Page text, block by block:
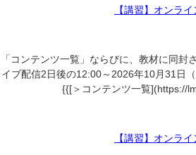
【講習】オンラ
コンテンツ一覧」ならびに、教材に同
ブ配信2日後の12:00～2026年10月31日
{{[＞コンテンツ一覧](https://
【講習】オンラ